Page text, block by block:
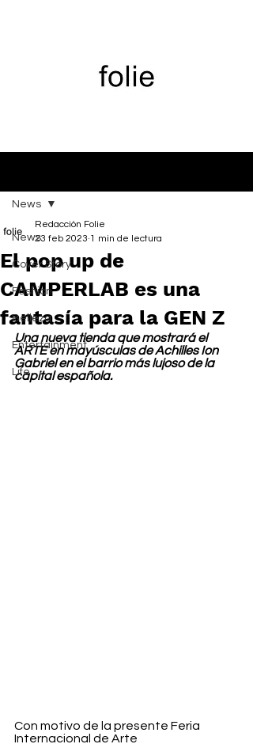
News
Cover Story
Fashion
Belleza
Entertainment
Life
News
El pop up de
CAMPERLAB es una
fantasía para la GEN Z
Redacción Folie
23 feb 2023 1 min de lectura
Una nueva tienda que mostrará el
ARTE en mayúsculas de Achilles Ion
Gabriel en el barrio más lujoso de la
capital española.
Con motivo de la presente Feria
Internacional de Arte